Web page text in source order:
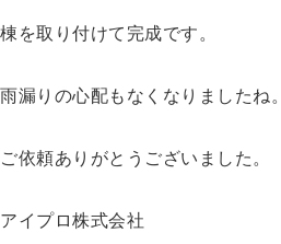
棟を取り付けて完成です。
雨漏りの心配もなくなりましたね。
ご依頼ありがとうございました。
アイプロ株式会社